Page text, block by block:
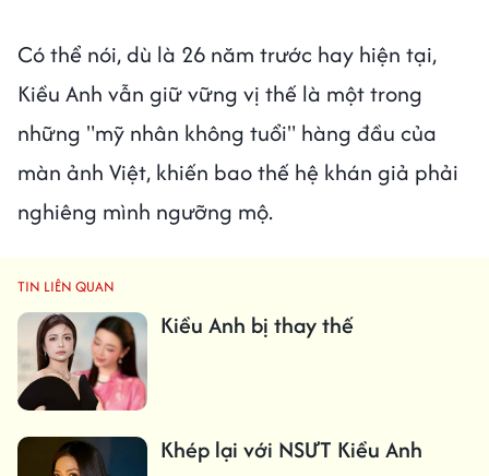
Có thể nói, dù là 26 năm trước hay hiện tại,
Kiều Anh vẫn giữ vững vị thế là một trong
những "mỹ nhân không tuổi" hàng đầu của
màn ảnh Việt, khiến bao thế hệ khán giả phải
nghiêng mình ngưỡng mộ.
TIN LIÊN QUAN
Kiều Anh bị thay thế
Khép lại với NSƯT Kiều Anh